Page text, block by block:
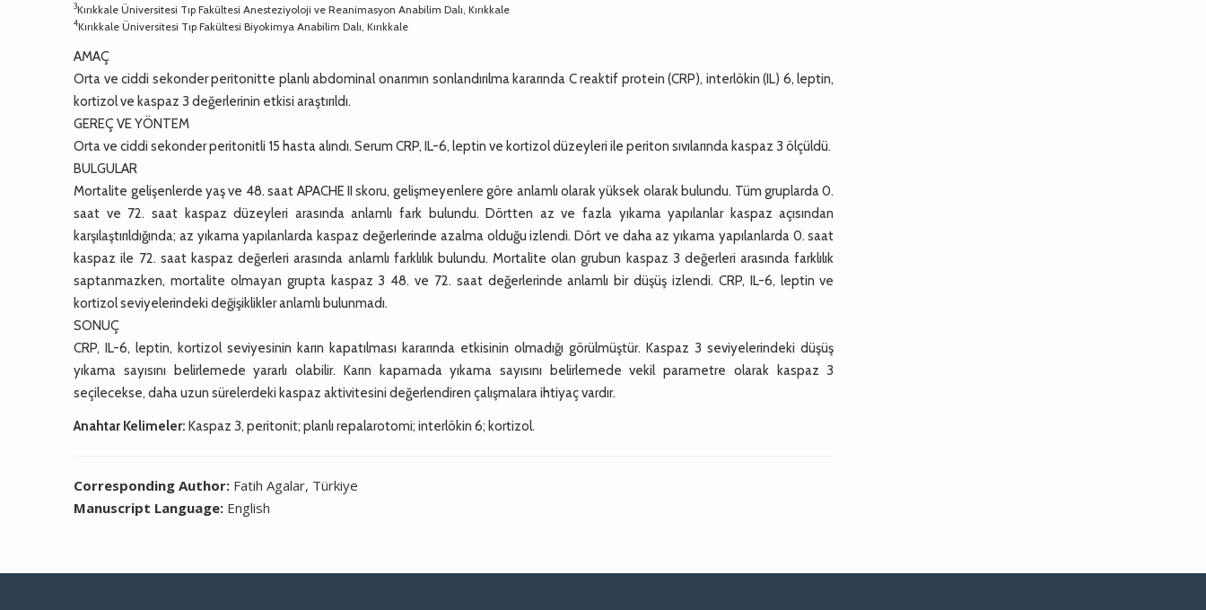
3Kırıkkale Üniversitesi Tıp Fakültesi Anesteziyoloji ve Reanimasyon Anabilim Dalı, Kırıkkale
4Kırıkkale Üniversitesi Tıp Fakültesi Biyokimya Anabilim Dalı, Kırıkkale
AMAÇ
Orta ve ciddi sekonder peritonitte planlı abdominal onarımın sonlandırılma kararında C reaktif protein (CRP), interlökin (IL) 6, leptin,
kortizol ve kaspaz 3 değerlerinin etkisi araştırıldı.
GEREÇ VE YÖNTEM
Orta ve ciddi sekonder peritonitli 15 hasta alındı. Serum CRP, IL-6, leptin ve kortizol düzeyleri ile periton sıvılarında kaspaz 3 ölçüldü.
BULGULAR
Mortalite gelişenlerde yaş ve 48. saat APACHE II skoru, gelişmeyenlere göre anlamlı olarak yüksek olarak bulundu. Tüm gruplarda 0.
saat ve 72. saat kaspaz düzeyleri arasında anlamlı fark bulundu. Dörtten az ve fazla yıkama yapılanlar kaspaz açısından
karşılaştırıldığında; az yıkama yapılanlarda kaspaz değerlerinde azalma olduğu izlendi. Dört ve daha az yıkama yapılanlarda 0. saat
kaspaz ile 72. saat kaspaz değerleri arasında anlamlı farklılık bulundu. Mortalite olan grubun kaspaz 3 değerleri arasında farklılık
saptanmazken, mortalite olmayan grupta kaspaz 3 48. ve 72. saat değerlerinde anlamlı bir düşüş izlendi. CRP, IL-6, leptin ve
kortizol seviyelerindeki değişiklikler anlamlı bulunmadı.
SONUÇ
CRP, IL-6, leptin, kortizol seviyesinin karın kapatılması kararında etkisinin olmadığı görülmüştür. Kaspaz 3 seviyelerindeki düşüş
yıkama sayısını belirlemede yararlı olabilir. Karın kapamada yıkama sayısını belirlemede vekil parametre olarak kaspaz 3
seçilecekse, daha uzun sürelerdeki kaspaz aktivitesini değerlendiren çalışmalara ihtiyaç vardır.
Anahtar Kelimeler: Kaspaz 3, peritonit; planlı repalarotomi; interlökin 6; kortizol.
Corresponding Author: Fatih Agalar, Türkiye
Manuscript Language: English